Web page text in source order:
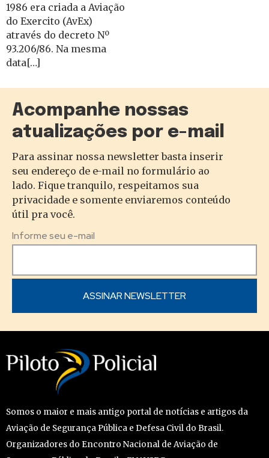
1986 era criada a Aviação
do Exercito (AvEx)
através do decreto Nº
93.206/86. Na mesma
data[…]
Acompanhe nossas
atualizações por e-mail
Para assinar nossa newsletter basta inserir
seu endereço de e-mail no formulário ao
lado. Fique tranquilo, respeitamos sua
privacidade e somente enviaremos conteúdo
útil pra você.
Informe seu e-mail
Somos o maior e mais antigo portal de notícias e artigos da
Aviação de Segurança Pública e Defesa Civil do Brasil.
Organizadores do Encontro Nacional de Aviação de